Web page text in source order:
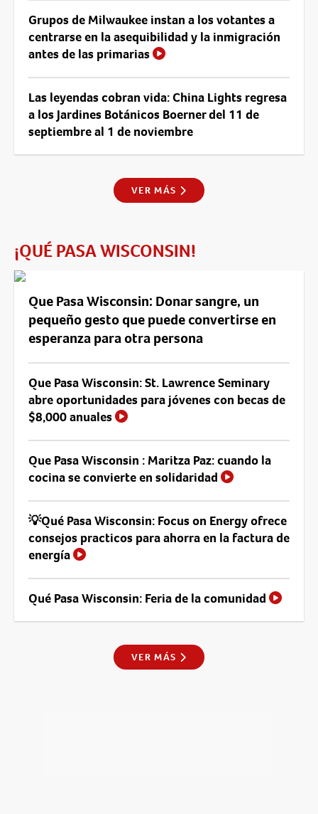
Grupos de Milwaukee instan a los votantes a
centrarse en la asequibilidad y la inmigración
antes de las primarias
Las leyendas cobran vida: China Lights regresa
a los Jardines Botánicos Boerner del 11 de
septiembre al 1 de noviembre
VER MÁS
¡QUÉ PASA WISCONSIN!
Que Pasa Wisconsin: Donar sangre, un
pequeño gesto que puede convertirse en
esperanza para otra persona
Que Pasa Wisconsin: St. Lawrence Seminary
abre oportunidades para jóvenes con becas de
$8,000 anuales
Que Pasa Wisconsin : Maritza Paz: cuando la
cocina se convierte en solidaridad
💡Qué Pasa Wisconsin: Focus on Energy ofrece
consejos practicos para ahorra en la factura de
energía
Qué Pasa Wisconsin: Feria de la comunidad
VER MÁS